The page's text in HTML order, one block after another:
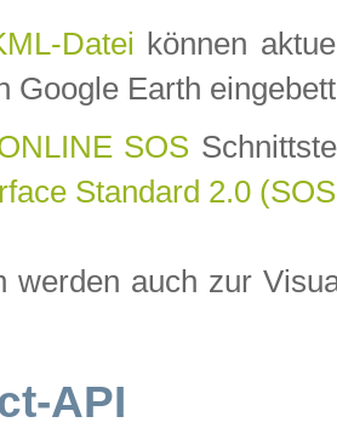
Datei können
Google Earth
SOS
Standard 2.0
werden auch zur
API